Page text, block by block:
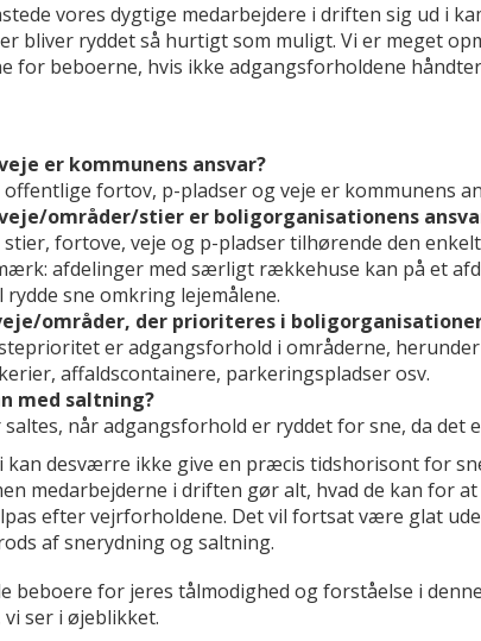
vores dygtige medarbejdere i driften sig ud i
bliver ryddet så hurtigt som muligt. Vi er meget
for beboerne, hvis ikke adgangsforholdene
er kommunens ansvar?
offentlige fortov, p-pladser og veje er kommunens
områder/stier er boligorganisationens
stier, fortove, veje og p-pladser tilhørende den
afdelinger med særligt rækkehuse kan på et
rydde sne omkring lejemålene.
områder, der prioriteres i
er adgangsforhold i områderne,
affaldscontainere, parkeringspladser osv.
med saltning?
saltes, når adgangsforhold er ryddet for sne, da det
kan desværre ikke give en præcis tidshorisont for
medarbejderne i driften gør alt, hvad de kan for
efter vejrforholdene. Det vil fortsat være glat
af snerydning og saltning.
beboere for jeres tålmodighed og forståelse i
ser i øjeblikket.